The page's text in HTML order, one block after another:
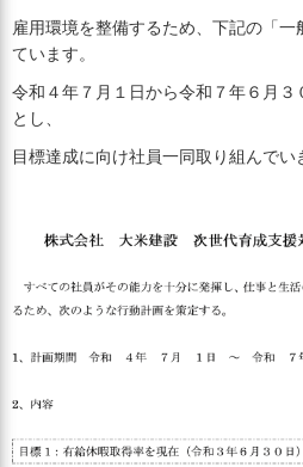
雇用環境を整備するため、下記の 「
ています。
令和４年７月１日から令和７年６月
とし、
目標達成に向け社員一同取り組んでい